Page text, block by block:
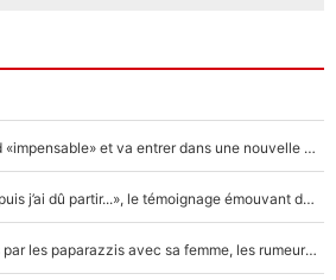
F1 - Alpine signe un accord «impensable» et va entrer dans une nouvelle dimension : Grande nouvelle pour Pierre Gasly !
F1 : « Je lui ai fait un câlin, puis j’ai dû partir...», le témoignage émouvant de Max Verstappen sur sa fille
F1 : Charles Leclerc surpris par les paparazzis avec sa femme, les rumeurs étaient vraies !